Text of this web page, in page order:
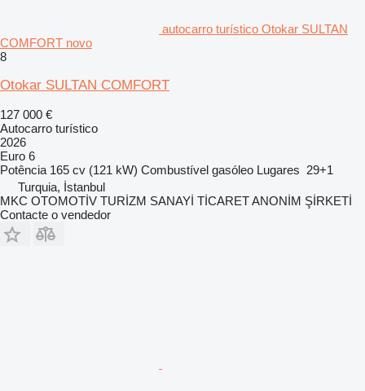
autocarro turístico Otokar SULTAN
COMFORT novo
8
Otokar SULTAN COMFORT
127 000 €
Autocarro turístico
2026
Euro 6
Potência 165 cv (121 kW) Combustível gasóleo Lugares 29+1
Turquia, İstanbul
MKC OTOMOTİV TURİZM SANAYİ TİCARET ANONİM ŞİRKETİ
Contacte o vendedor